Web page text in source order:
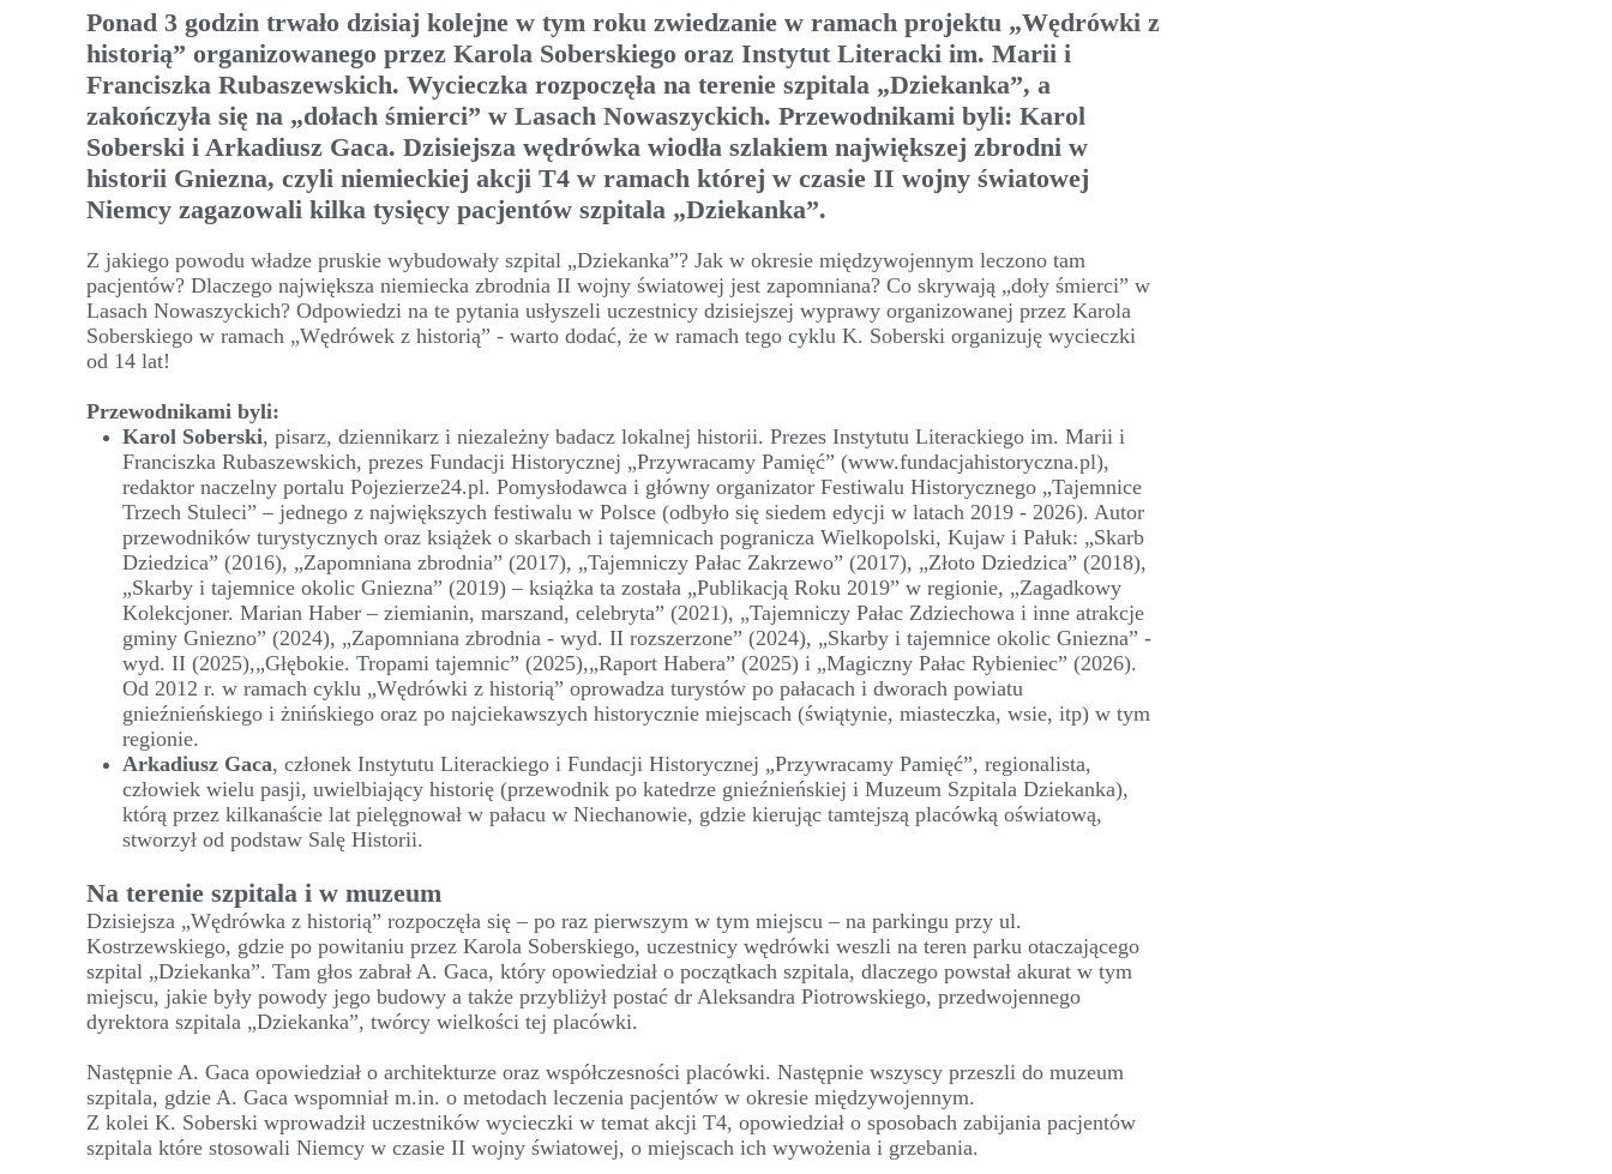
Ponad 3 godzin trwało dzisiaj kolejne w tym roku zwiedzanie w ramach projektu „Wędrówki z
historią” organizowanego przez Karola Soberskiego oraz Instytut Literacki im. Marii i
Franciszka Rubaszewskich. Wycieczka rozpoczęła na terenie szpitala „Dziekanka”, a
zakończyła się na „dołach śmierci” w Lasach Nowaszyckich. Przewodnikami byli: Karol
Soberski i Arkadiusz Gaca. Dzisiejsza wędrówka wiodła szlakiem największej zbrodni w
historii Gniezna, czyli niemieckiej akcji T4 w ramach której w czasie II wojny światowej
Niemcy zagazowali kilka tysięcy pacjentów szpitala „Dziekanka”.
Z jakiego powodu władze pruskie wybudowały szpital „Dziekanka”? Jak w okresie międzywojennym leczono tam
pacjentów? Dlaczego największa niemiecka zbrodnia II wojny światowej jest zapomniana? Co skrywają „doły śmierci” w
Lasach Nowaszyckich? Odpowiedzi na te pytania usłyszeli uczestnicy dzisiejszej wyprawy organizowanej przez Karola
Soberskiego w ramach „Wędrówek z historią” - warto dodać, że w ramach tego cyklu K. Soberski organizuję wycieczki
od 14 lat!
Przewodnikami byli:
Karol Soberski, pisarz, dziennikarz i niezależny badacz lokalnej historii. Prezes Instytutu Literackiego im. Marii i
Franciszka Rubaszewskich, prezes Fundacji Historycznej „Przywracamy Pamięć” (www.fundacjahistoryczna.pl),
redaktor naczelny portalu Pojezierze24.pl. Pomysłodawca i główny organizator Festiwalu Historycznego „Tajemnice
Trzech Stuleci” – jednego z największych festiwalu w Polsce (odbyło się siedem edycji w latach 2019 - 2026). Autor
przewodników turystycznych oraz książek o skarbach i tajemnicach pogranicza Wielkopolski, Kujaw i Pałuk: „Skarb
Dziedzica” (2016), „Zapomniana zbrodnia” (2017), „Tajemniczy Pałac Zakrzewo” (2017), „Złoto Dziedzica” (2018),
„Skarby i tajemnice okolic Gniezna” (2019) – książka ta została „Publikacją Roku 2019” w regionie, „Zagadkowy
Kolekcjoner. Marian Haber – ziemianin, marszand, celebryta” (2021), „Tajemniczy Pałac Zdziechowa i inne atrakcje
gminy Gniezno” (2024), „Zapomniana zbrodnia - wyd. II rozszerzone” (2024), „Skarby i tajemnice okolic Gniezna” -
wyd. II (2025),„Głębokie. Tropami tajemnic” (2025),„Raport Habera” (2025) i „Magiczny Pałac Rybieniec” (2026).
Od 2012 r. w ramach cyklu „Wędrówki z historią” oprowadza turystów po pałacach i dworach powiatu
gnieźnieńskiego i żnińskiego oraz po najciekawszych historycznie miejscach (świątynie, miasteczka, wsie, itp) w tym
regionie.
Arkadiusz Gaca, członek Instytutu Literackiego i Fundacji Historycznej „Przywracamy Pamięć”, regionalista,
człowiek wielu pasji, uwielbiający historię (przewodnik po katedrze gnieźnieńskiej i Muzeum Szpitala Dziekanka),
którą przez kilkanaście lat pielęgnował w pałacu w Niechanowie, gdzie kierując tamtejszą placówką oświatową,
stworzył od podstaw Salę Historii.
Na terenie szpitala i w muzeum
Dzisiejsza „Wędrówka z historią” rozpoczęła się – po raz pierwszym w tym miejscu – na parkingu przy ul.
Kostrzewskiego, gdzie po powitaniu przez Karola Soberskiego, uczestnicy wędrówki weszli na teren parku otaczającego
szpital „Dziekanka”. Tam głos zabrał A. Gaca, który opowiedział o początkach szpitala, dlaczego powstał akurat w tym
miejscu, jakie były powody jego budowy a także przybliżył postać dr Aleksandra Piotrowskiego, przedwojennego
dyrektora szpitala „Dziekanka”, twórcy wielkości tej placówki.
Następnie A. Gaca opowiedział o architekturze oraz współczesności placówki. Następnie wszyscy przeszli do muzeum
szpitala, gdzie A. Gaca wspomniał m.in. o metodach leczenia pacjentów w okresie międzywojennym.
Z kolei K. Soberski wprowadził uczestników wycieczki w temat akcji T4, opowiedział o sposobach zabijania pacjentów
szpitala które stosowali Niemcy w czasie II wojny światowej, o miejscach ich wywożenia i grzebania.